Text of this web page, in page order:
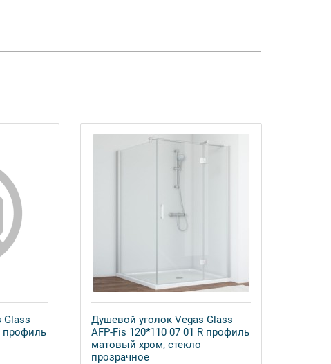
Glass
профиль
Душевой уголок Vegas Glass
AFP-Fis 120*110 07 01 R профиль
матовый хром, стекло
прозрачное